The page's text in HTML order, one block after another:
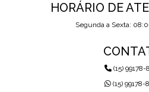
HORÁRIO DE
Segunda a Sexta:
(15) 99178-
(15) 99178-